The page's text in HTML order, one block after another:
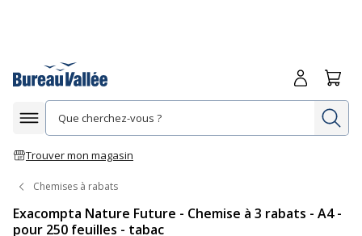
Afficher la navigation
Trouver mon magasin
Me
Chemises à rabats
Exacompta Nature Future - Chemise à 3 rabats - A4 -
pour 250 feuilles - tabac